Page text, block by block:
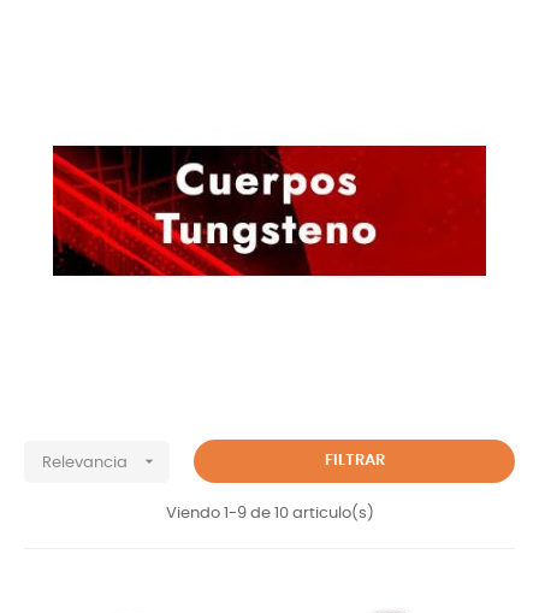
Relevancia  FILTRAR
Viendo 1-9 de 10 articulo(s)